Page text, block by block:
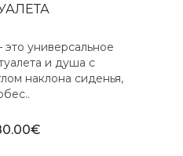
универсальное
и душа с
наклона сиденья,